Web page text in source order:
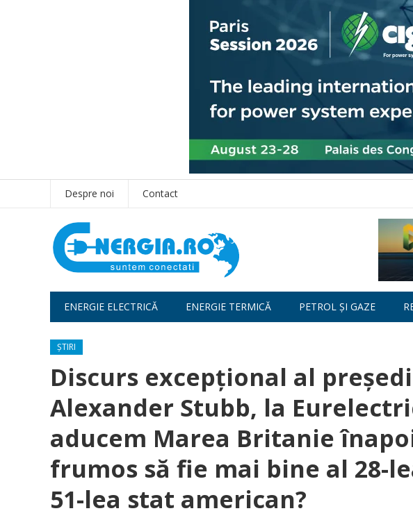
Despre noi Contact
ENERGIE ELECTRICĂ ENERGIE TERMICĂ PETROL ȘI GAZE
ȘTIRI
Discurs excepțional al
Alexander Stubb, la
aducem Marea Britanie
frumos să fie mai bine al 28-
51-lea stat american?